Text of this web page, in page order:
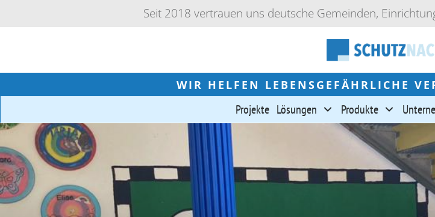
Seit 2018 vertrauen uns deutsche Gemeinden,
WIR HELFEN LEBENSGEFÄHRLICHE
Projekte Lösungen Produkte